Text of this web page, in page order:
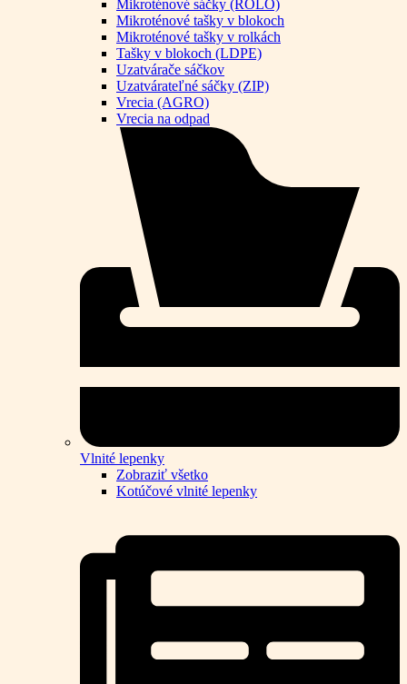
Mikroténové sáčky (ROLO)
Mikroténové tašky v blokoch
Mikroténové tašky v rolkách
Tašky v blokoch (LDPE)
Uzatvárače sáčkov
Uzatvárateľné sáčky (ZIP)
Vrecia (AGRO)
Vrecia na odpad
Vlnité lepenky
Zobraziť všetko
Kotúčové vlnité lepenky